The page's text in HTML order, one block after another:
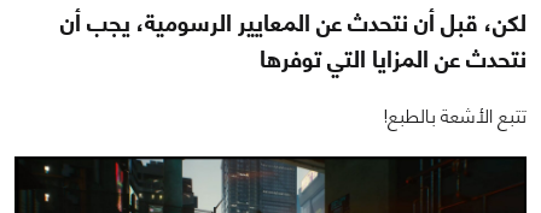
لكن، قبل أن نتحدث عن المعايير الرسومية، يجب أن
نتحدث عن المزايا التي توفرها
تتبع الأشعة بالطبع!